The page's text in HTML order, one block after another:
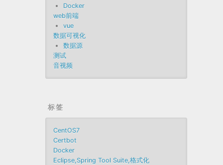
Docker
web前端
vue
数据可视化
数据源
测试
音视频
标签
CentOS7
Certbot
Docker
Eclipse,Spring Tool Suite,格式化